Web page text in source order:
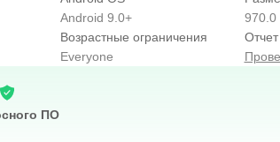
строительного магната.
2 Lite поддерживает следующие
португальский, турецкий, японский,
Android 9.0+
970.0
Возрастные ограничения
Everyone
ПО